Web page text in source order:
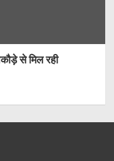
से मिल रही